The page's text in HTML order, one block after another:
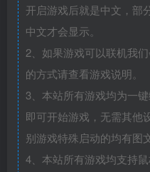
开启游戏后就是中文，部
中文才会显示。
2、如果游戏可以联机我
的方式请查看游戏说明。
3、本站所有游戏均为一
即可开始游戏，无需其他
别游戏特殊启动的均有图
4、本站所有游戏均支持